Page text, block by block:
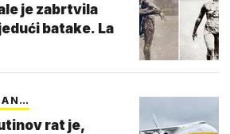
je zabrtvila
batake. La
AN…
rat je,